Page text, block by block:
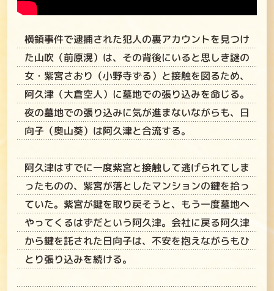
横領事件で逮捕された犯人の裏アカウントを見つけ
た山吹（前原滉）は、その背後にいると思しき謎の
女・紫宮さおり（小野寺ずる）と接触を図るため、
阿久津（大倉空人）に墓地での張り込みを命じる。
夜の墓地での張り込みに気が進まないながらも、日
向子（奥山葵）は阿久津と合流する。
阿久津はすでに一度紫宮と接触して逃げられてしま
ったものの、紫宮が落としたマンションの鍵を拾っ
ていた。紫宮が鍵を取り戻そうと、もう一度墓地へ
やってくるはずだという阿久津。会社に戻る阿久津
から鍵を託された日向子は、不安を抱えながらもひ
とり張り込みを続ける。